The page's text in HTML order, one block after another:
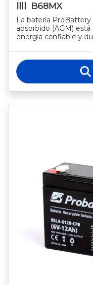
B68MX
La batería ProBattery
absorbido (AGM)
energía confiable y